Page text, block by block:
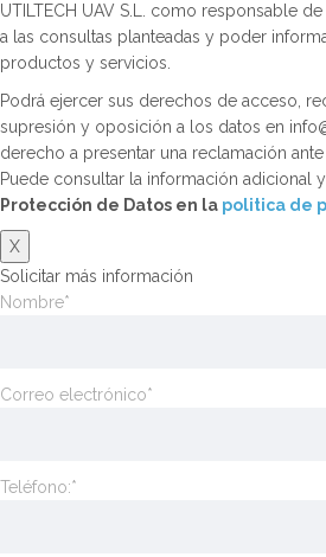
UTILTECH UAV S.L. como responsable
a las consultas planteadas y poder
productos y servicios.
Podrá ejercer sus derechos de acceso,
supresión y oposición a los datos en
derecho a presentar una reclamación
Puede consultar la información adicional
Protección de Datos en la politica de
X
Solicitar más información
Nombre*
Correo electrónico*
Teléfono:*